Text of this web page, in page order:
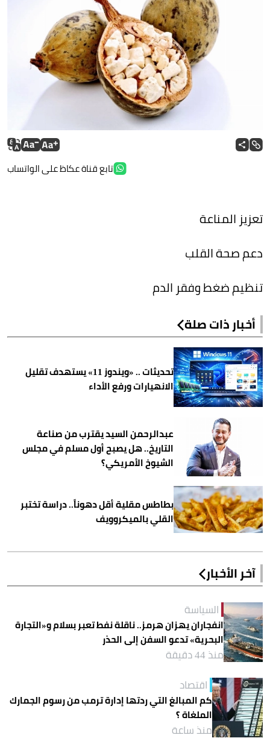
تابع قناة عكاظ على الواتساب
تعزيز المناعة
دعم صحة القلب
تنظيم ضغط وفقر الدم
أخبار ذات صلة
تحديثات .. «ويندوز 11» يستهدف تقليل
الانهيارات ورفع الأداء
عبدالرحمن السيد يقترب من صناعة
التاريخ.. هل يصبح أول مسلم في مجلس
الشيوخ الأمريكي؟
بطاطس مقلية أقل دهوناً.. دراسة تختبر
القلي بالميكروويف
آخر الأخبار
السياسة
انفجاران يهزان هرمز.. ناقلة نفط تعبر بسلام و«التجارة
البحرية» تدعو السفن إلى الحذر
منذ 44 دقيقة
اقتصاد
كم المبالغ التي ردتها إدارة ترمب من رسوم الجمارك
الملغاة ؟
منذ ساعة